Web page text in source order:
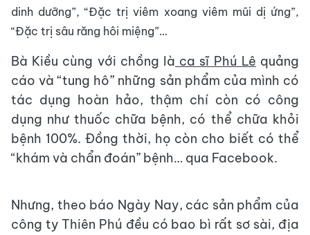
dinh dưỡng”, “Đặc trị viêm xoang viêm mũi dị ứng”,
“Đặc trị sâu răng hôi miệng”…
Bà Kiều cùng với chồng là ca sĩ Phú Lê quảng
cáo và “tung hô” những sản phẩm của mình có
tác dụng hoàn hảo, thậm chí còn có công
dụng như thuốc chữa bệnh, có thể chữa khỏi
bệnh 100%. Đồng thời, họ còn cho biết có thể
“khám và chẩn đoán” bệnh… qua Facebook.
Nhưng, theo báo Ngày Nay, các sản phẩm của
công ty Thiên Phú đều có bao bì rất sơ sài, địa